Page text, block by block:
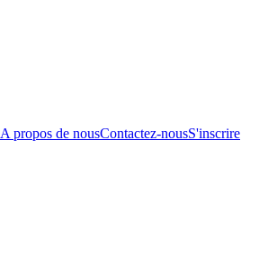
A propos de nousContactez-nousS'inscrire